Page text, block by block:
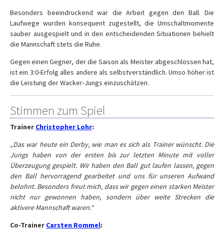
Besonders beeindruckend war die Arbeit gegen den Ball. Die
Laufwege wurden konsequent zugestellt, die Umschaltmomente
sauber ausgespielt und in den entscheidenden Situationen behielt
die Mannschaft stets die Ruhe.
Gegen einen Gegner, der die Saison als Meister abgeschlossen hat,
ist ein 3:0-Erfolg alles andere als selbstverständlich. Umso höher ist
die Leistung der Wacker-Jungs einzuschätzen.
Stimmen zum Spiel
Trainer Christopher Lohr:
„Das war heute ein Derby, wie man es sich als Trainer wünscht. Die
Jungs haben von der ersten bis zur letzten Minute mit voller
Überzeugung gespielt. Wir haben den Ball gut laufen lassen, gegen
den Ball hervorragend gearbeitet und uns für unseren Aufwand
belohnt. Besonders freut mich, dass wir gegen einen starken Meister
nicht nur gewonnen haben, sondern über weite Strecken die
aktivere Mannschaft waren.“
Co-Trainer Carsten Rommel: